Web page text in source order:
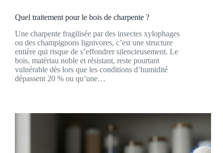
Quel traitement pour le bois de charpente ?
Une charpente fragilisée par des insectes xylophages
ou des champignons lignivores, c’est une structure
entière qui risque de s’effondrer silencieusement. Le
bois, matériau noble et résistant, reste pourtant
vulnérable dès lors que les conditions d’humidité
dépassent 20 % ou qu’une…